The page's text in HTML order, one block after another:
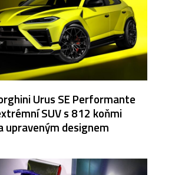
Urus SE Performante
SUV s 812 koňmi
upraveným designem